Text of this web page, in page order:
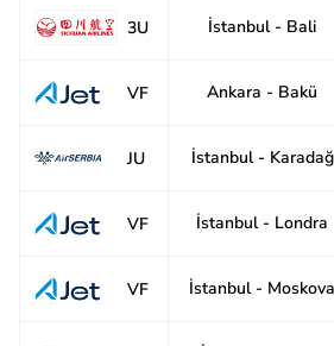
3U İstanbul - Bali
VF Ankara - Bakü
JU İstanbul - Karadağ
VF İstanbul - Londra
VF İstanbul - Moskova